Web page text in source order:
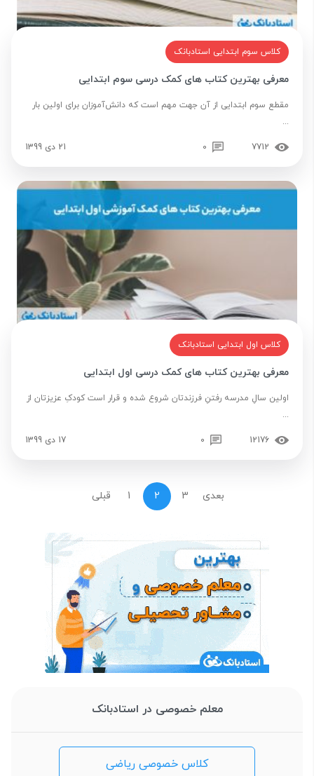
کلاس سوم ابتدایی استادبانک
معرفی بهترین کتاب های کمک درسی سوم ابتدایی
مقطع سوم ابتدایی از آن جهت مهم است که دانش‌آموزان برای اولین بار
...
7712
0 21 دی 1399
کلاس اول ابتدایی استادبانک
معرفی بهترین کتاب های کمک درسی اول ابتدایی
اولین سالِ مدرسه رفتنِ فرزندتان شروع شده و قرار است کودکِ عزیزتان از
...
12176
0 17 دی 1399
قبلی 1 2 3 بعدی
معلم خصوصی در استادبانک
کلاس خصوصی ریاضی